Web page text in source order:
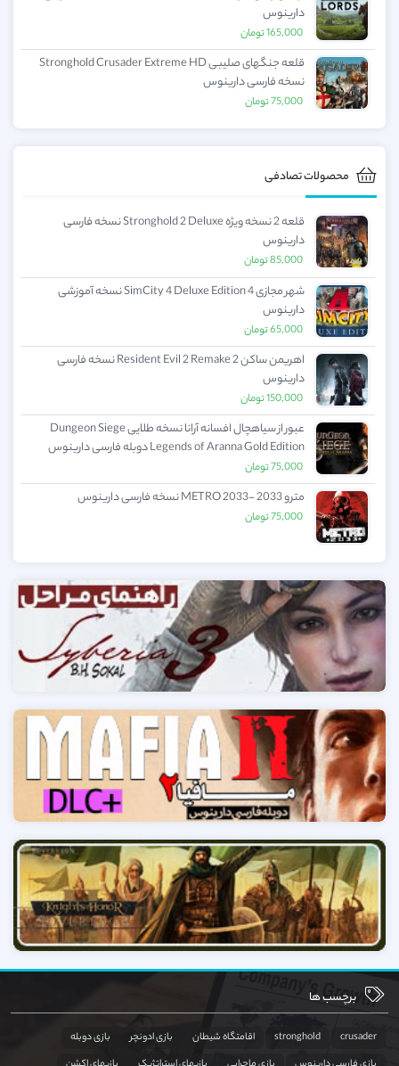
دارینوس
165,000تومان
قلعه جنگهای صلیبی Stronghold Crusader Extreme HD
نسخه فارسی دارینوس
75,000تومان
محصولات تصادفی
قلعه 2 نسخه ویژه Stronghold 2 Deluxe نسخه فارسی
دارینوس
85,000تومان
شهر مجازی 4 SimCity 4 Deluxe Edition نسخه آموزشی
دارینوس
65,000تومان
اهریمن ساکن 2 Resident Evil 2 Remake نسخه فارسی
دارینوس
150,000تومان
عبور از سیاهچال افسانه آرانا نسخه طلایی Dungeon Siege
Legends of Aranna Gold Edition دوبله فارسی دارینوس
75,000تومان
مترو 2033 -METRO 2033 نسخه فارسی دارینوس
75,000تومان
برچسب ها
crusader
stronghold اقامتگاه شیطان بازی ادونچر
بازی دوبله